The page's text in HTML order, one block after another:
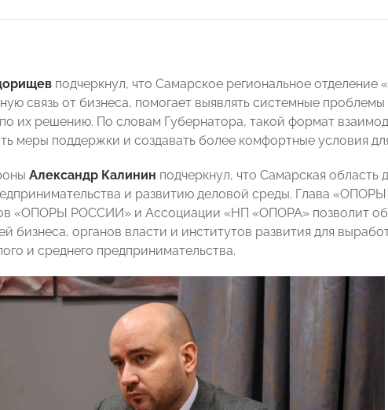
подчеркнул, что Самарское региональное
связь от бизнеса, помогает выявлять системные
их решению. По словам Губернатора, такой формат
меры поддержки и создавать более комфортные условия
Александр Калинин подчеркнул, что Самарская
и развитию деловой среды. Глава
«ОПОРЫ РОССИИ» и Ассоциации «НП «ОПОРА» позволит
бизнеса, органов власти и институтов развития для
и среднего предпринимательства.